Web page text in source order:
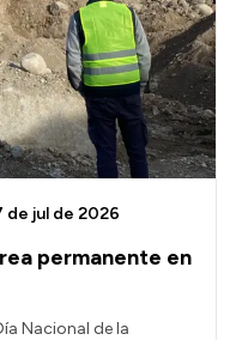
permanente en
de jul de 2026
Nacional de la